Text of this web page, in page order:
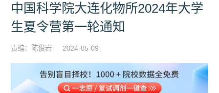
中国科学院大连化物所2024年大学
生夏令营第一轮通知
责编：陈俊岩 2024-05-09